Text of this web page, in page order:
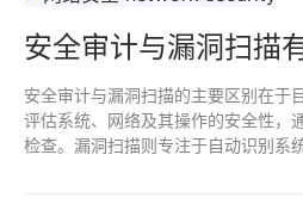
安全审计与漏洞扫描
安全审计与漏洞扫描的主要区别在于
评估系统、网络及其操作的安全性，
检查。漏洞扫描则专注于自动识别系